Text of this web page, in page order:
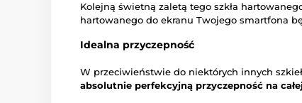
Kolejną świetną zaletą tego szkła
hartowanego do ekranu Twojego smartfona
Idealna przyczepność
W przeciwieństwie do niektórych innych
absolutnie perfekcyjną przyczepność na